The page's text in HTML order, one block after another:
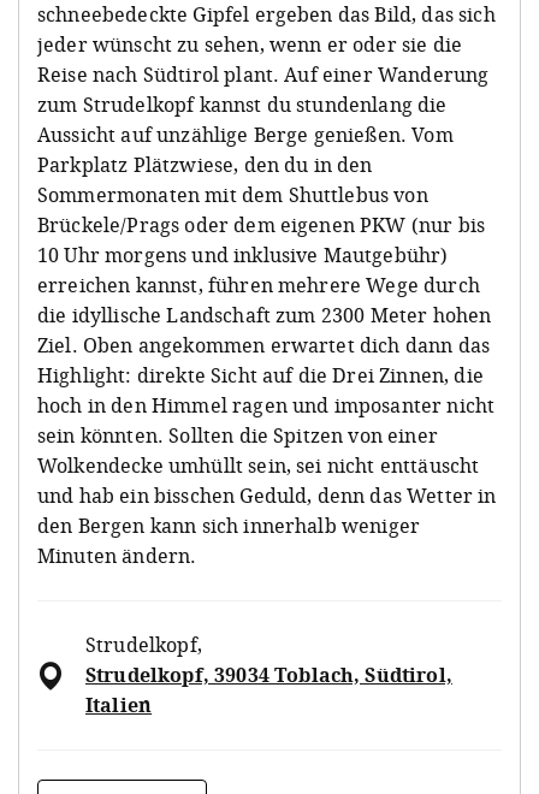
schneebedeckte Gipfel ergeben das Bild, das sich
jeder wünscht zu sehen, wenn er oder sie die
Reise nach Südtirol plant. Auf einer Wanderung
zum Strudelkopf kannst du stundenlang die
Aussicht auf unzählige Berge genießen. Vom
Parkplatz Plätzwiese, den du in den
Sommermonaten mit dem Shuttlebus von
Brückele/Prags oder dem eigenen PKW (nur bis
10 Uhr morgens und inklusive Mautgebühr)
erreichen kannst, führen mehrere Wege durch
die idyllische Landschaft zum 2300 Meter hohen
Ziel. Oben angekommen erwartet dich dann das
Highlight: direkte Sicht auf die Drei Zinnen, die
hoch in den Himmel ragen und imposanter nicht
sein könnten. Sollten die Spitzen von einer
Wolkendecke umhüllt sein, sei nicht enttäuscht
und hab ein bisschen Geduld, denn das Wetter in
den Bergen kann sich innerhalb weniger
Minuten ändern.
Strudelkopf,
Strudelkopf, 39034 Toblach, Südtirol,
Italien